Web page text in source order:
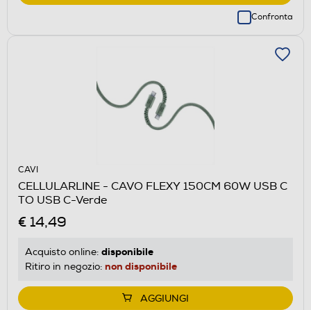
Confronta
CAVI
CELLULARLINE - CAVO FLEXY 150CM 60W USB C
TO USB C-Verde
€ 14,49
Acquisto online: disponibile
Ritiro in negozio: non disponibile
AGGIUNGI